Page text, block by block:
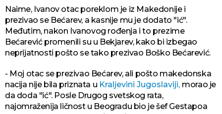
Naime, Ivanov otac poreklom je iz Makedonije i
prezivao se Bećarev, a kasnije mu je dodato "ić".
Međutim, nakon Ivanovog rođenja i to prezime
Bećarević promenili su u Bekjarev, kako bi izbegao
neprijatnosti pošto se tako prezivao Boško Bećarević.
- Moj otac se prezivao Bećarev, ali pošto makedonska
nacija nije bila priznata u Kraljevini Jugoslaviji, morao je
da doda "ić". Posle Drugog svetskog rata,
najomraženija ličnost u Beogradu bio je šef Gestapoa